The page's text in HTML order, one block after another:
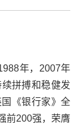
年，2007年
拼搏和稳健发
《银行家》全
前200强，荣膺